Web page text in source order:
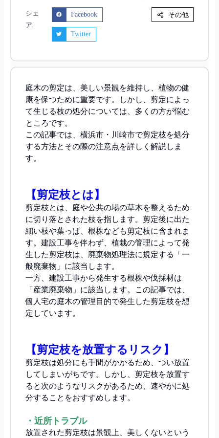
シェ
ア:
Facebook
Twitter
その他
庭木の剪定は、美しい景観を維持し、植物の健
康を保つために重要です。しかし、剪定によっ
て生じる枝の処分については、多くの方が悩む
ところです。
この記事では、横浜市・川崎市で剪定枝を処分
する方法とその際の注意点を詳しく解説しま
す。
【剪定枝とは】
剪定枝とは、庭や公共の場の草木を整えるため
に切り落とされた枝を指します。剪定後に出た
細い枝や葉っぱ、根株なども剪定枝に含まれま
す。建設工事を伴わず、植栽の管理によって発
生した剪定枝は、廃棄物処理法に規定する「一
般廃棄物」に該当します。
一方、建設工事から発生する根株や伐採材は
「産業廃棄物」に該当します。この記事では、
個人宅の庭木の管理目的で発生した剪定枝を想
定しています。
【剪定枝を放置するリスク】
剪定枝は処分にも手間がかかるため、つい放置
してしまいがちです。しかし、剪定枝を放置す
ると次のようなリスクがあるため、速やかに処
分することをおすすめします。
・近所トラブル
放置された剪定枝は景観上、美しくないという